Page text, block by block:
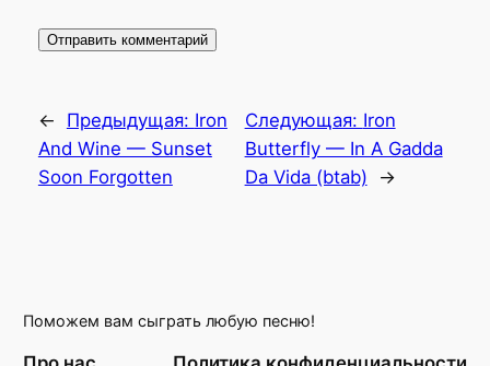
← Предыдущая: Iron
And Wine — Sunset
Soon Forgotten
Следующая: Iron
Butterfly — In A Gadda
Da Vida (btab)
→
Поможем вам сыграть любую песню!